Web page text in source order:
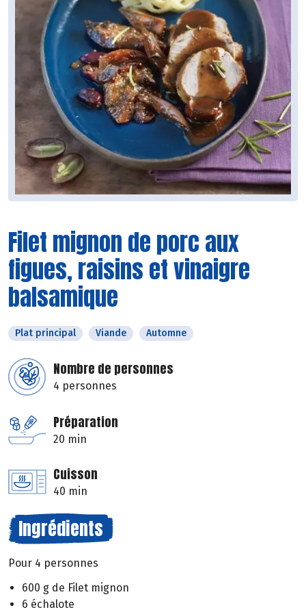
Filet mignon de porc aux
figues, raisins et vinaigre
balsamique
Plat principal Viande Automne
Nombre de personnes
4 personnes
Préparation
20 min
Cuisson
40 min
Ingrédients
Pour 4 personnes
600 g de Filet mignon
6 échalote